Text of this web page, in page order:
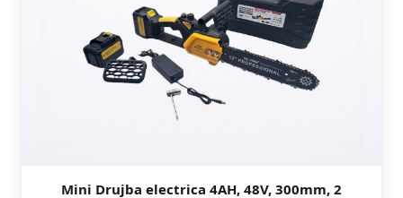
Mini Drujba electrica 4AH, 48V, 300mm, 2